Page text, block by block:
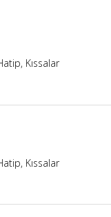
Kıssalar
Kıssalar